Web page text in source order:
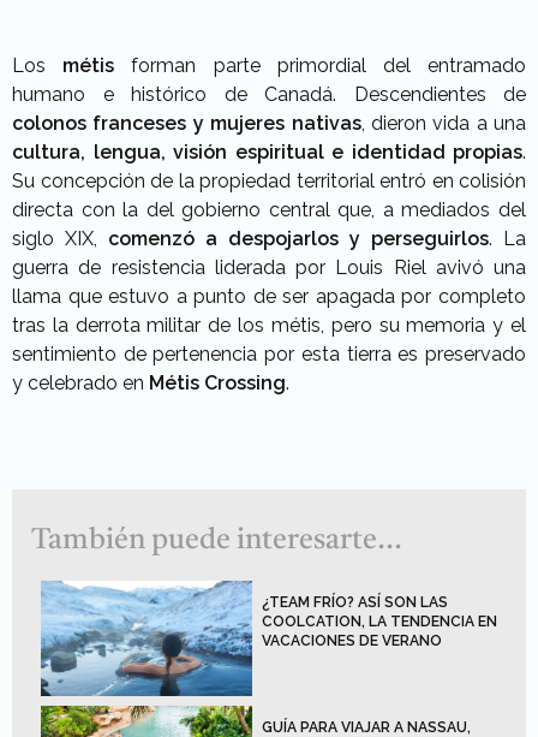
Los métis forman parte primordial del entramado
humano e histórico de Canadá. Descendientes de
colonos franceses y mujeres nativas, dieron vida a una
cultura, lengua, visión espiritual e identidad propias.
Su concepción de la propiedad territorial entró en colisión
directa con la del gobierno central que, a mediados del
siglo XIX, comenzó a despojarlos y perseguirlos. La
guerra de resistencia liderada por Louis Riel avivó una
llama que estuvo a punto de ser apagada por completo
tras la derrota militar de los métis, pero su memoria y el
sentimiento de pertenencia por esta tierra es preservado
y celebrado en Métis Crossing.
También puede interesarte...
¿TEAM FRÍO? ASÍ SON LAS
COOLCATION, LA TENDENCIA EN
VACACIONES DE VERANO
GUÍA PARA VIAJAR A NASSAU,